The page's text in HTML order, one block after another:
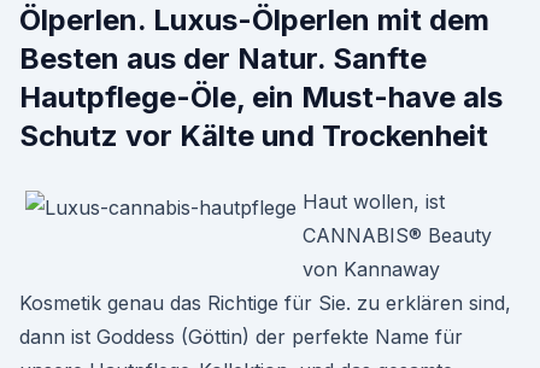
Ölperlen. Luxus-Ölperlen mit dem
Besten aus der Natur. Sanfte
Hautpflege-Öle, ein Must-have als
Schutz vor Kälte und Trockenheit
Haut wollen, ist
CANNABIS® Beauty
von Kannaway
Kosmetik genau das Richtige für Sie. zu erklären sind,
dann ist Goddess (Göttin) der perfekte Name für